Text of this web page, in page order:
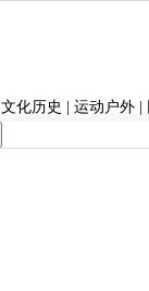
文化历史 运动户外